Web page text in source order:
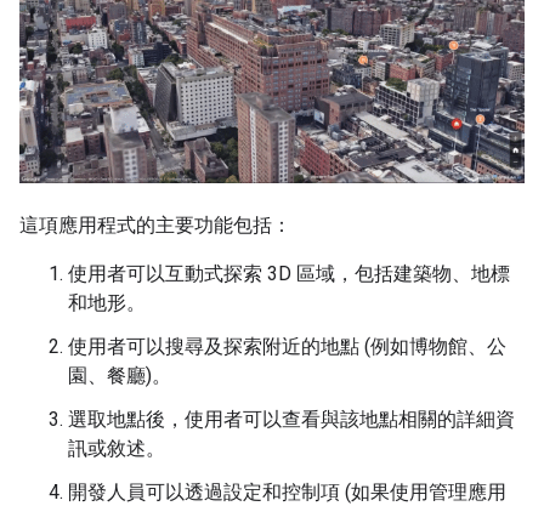
這項應用程式的主要功能包括：
使用者可以互動式探索 3D 區域，包括建築物、地標
和地形。
使用者可以搜尋及探索附近的地點 (例如博物館、公
園、餐廳)。
選取地點後，使用者可以查看與該地點相關的詳細資
訊或敘述。
開發人員可以透過設定和控制項 (如果使用管理應用